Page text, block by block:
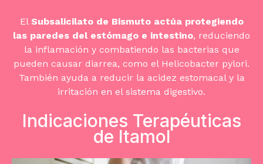
El Subsalicilato de Bismuto actúa protegiendo
las paredes del estómago e intestino, reduciendo
la inflamación y combatiendo las bacterias que
pueden causar diarrea, como el Helicobacter pylori.
También ayuda a reducir la acidez estomacal y la
irritación en el sistema digestivo.
Indicaciones Terapéuticas
de Itamol